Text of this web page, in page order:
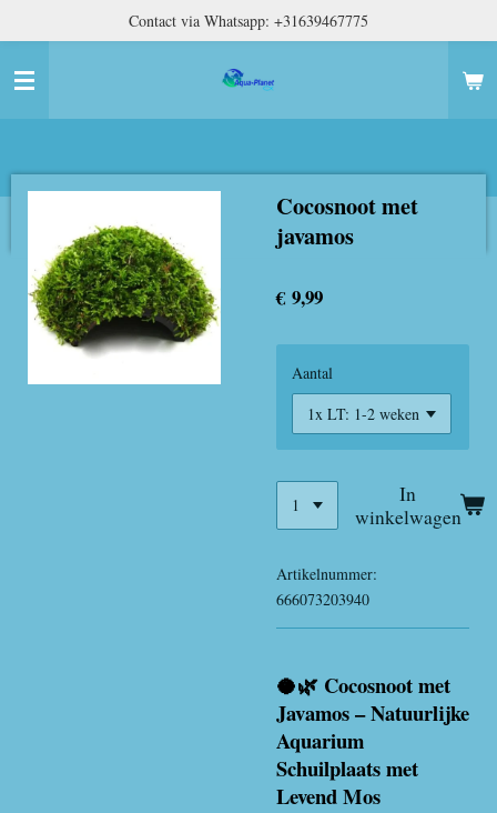
naar
hoofdinhoud
Contact via Whatsapp: +31639467775
Cocosnoot met
javamos
€ 9,99
Aantal
In
winkelwagen
Artikelnummer:
666073203940
🥥🌿 Cocosnoot met
Javamos – Natuurlijke
Aquarium
Schuilplaats met
Levend Mos